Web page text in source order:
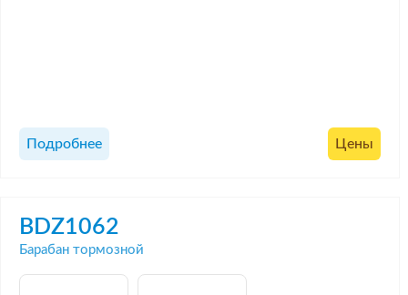
Подробнее Цены
BDZ1062
Барабан тормозной